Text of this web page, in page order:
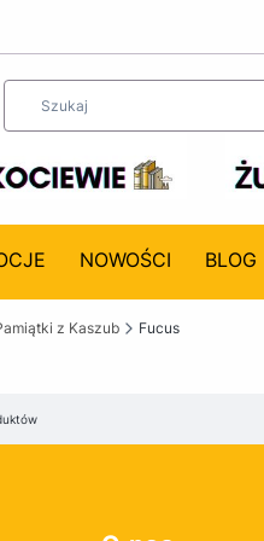
NOWOŚCI BLOG
z Kaszub Fucus